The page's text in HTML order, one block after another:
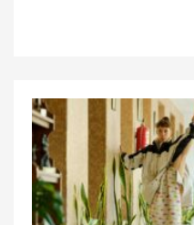
250 Personen treffen
seinen